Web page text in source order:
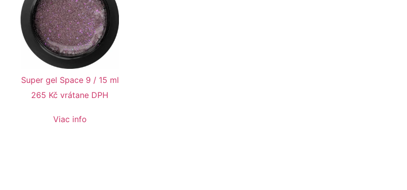
Super gel Space 9 / 15 ml
265 Kč vrátane DPH
Viac info